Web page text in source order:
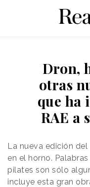
Dron,
otras
que ha
RAE a
La nueva edición
en el horno.
pilates son sólo
incluye esta gran